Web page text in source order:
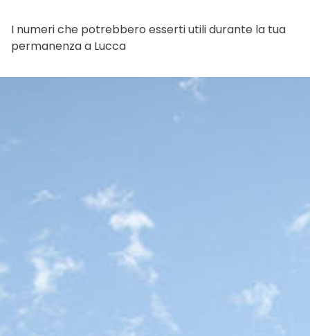
I numeri che potrebbero esserti utili durante la tua
permanenza a Lucca